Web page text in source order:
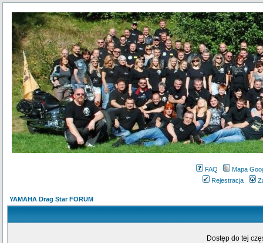
FAQ
Mapa
Rejestracja
YAMAHA Drag Star FORUM
Dostęp do tej